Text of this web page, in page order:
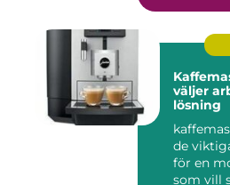
väljer
lösning
de
för en
som vill